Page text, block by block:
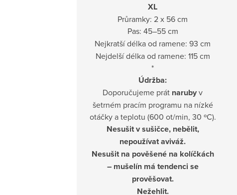
XL
Průramky: 2 x 56 cm
Pas: 45–55 cm
Nejkratší délka od ramene: 93 cm
Nejdelší délka od ramene: 115 cm
*
Údržba:
Doporučujeme prát narubyv
šetrném pracím programu na nízké
otáčky a teplotu (600 ot/min, 30 ºC).
Nesušit v sušičce, nebělit,
nepoužívat aviváž.
Nesušit na pověšené na kolíčkách
– mušelín má tendenci se
prověšovat.
Nežehlit.